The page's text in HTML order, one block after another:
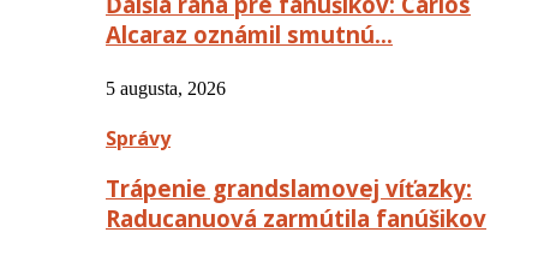
Alcaraz oznámil smutnú…
5 augusta, 2026
Správy
Trápenie grandslamovej víťazky:
Raducanuová zarmútila fanúšikov